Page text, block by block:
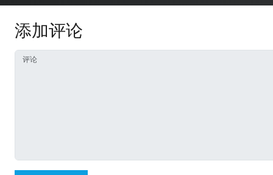
添加评论